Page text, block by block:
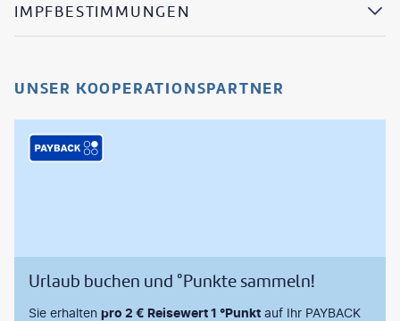
IMPFBESTIMMUNGEN
UNSER KOOPERATIONSPARTNER
Urlaub buchen und °Punkte sammeln!
Sie erhalten pro 2 € Reisewert 1 °Punkt auf Ihr PAYBACK